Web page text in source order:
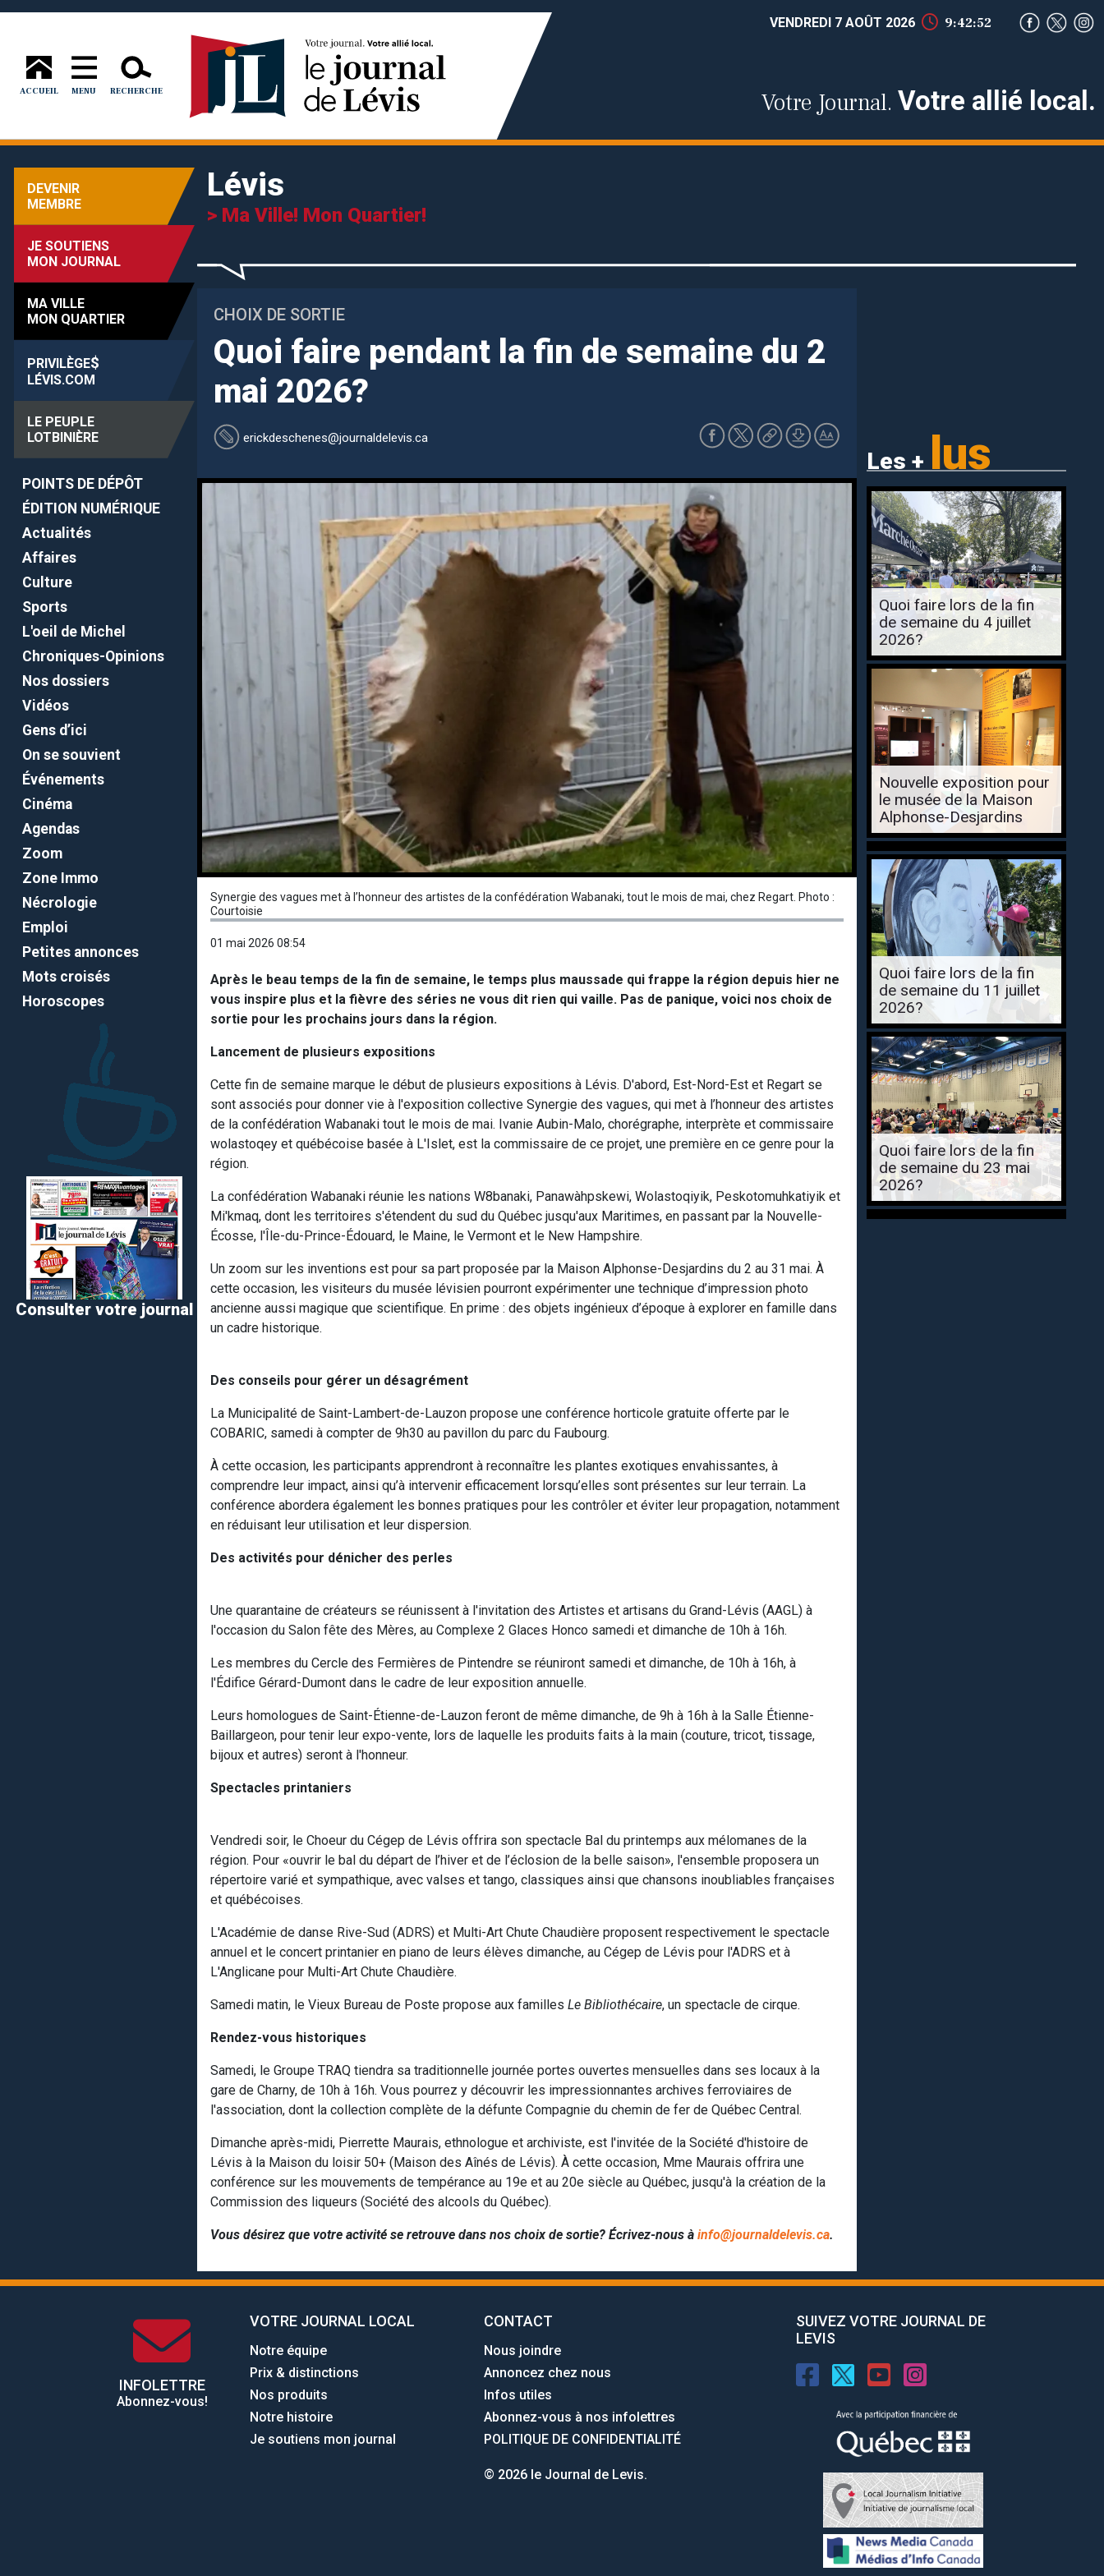
ACCUEIL MENU RECHERCHE
VENDREDI 7 AOÛT 2026 9:42:53
Votre Journal. Votre allié local.
DEVENIR
MEMBRE
JE SOUTIENS
MON JOURNAL
MA VILLE
MON QUARTIER
PRIVILÈGE$
LÉVIS.COM
LE PEUPLE
LOTBINIÈRE
POINTS DE DÉPÔT
ÉDITION NUMÉRIQUE
Actualités
Affaires
Culture
Sports
L'oeil de Michel
Chroniques-Opinions
Nos dossiers
Vidéos
Gens d’ici
On se souvient
Événements
Cinéma
Agendas
Zoom
Zone Immo
Nécrologie
Emploi
Petites annonces
Mots croisés
Horoscopes
Consulter votre journal
Lévis
> Ma Ville! Mon Quartier!
CHOIX DE SORTIE
Quoi faire pendant la fin de semaine du 2
mai 2026?
erickdeschenes@journaldelevis.ca
Les + lus
Synergie des vagues met à l’honneur des artistes de la confédération Wabanaki, tout le mois de mai, chez Regart. Photo :
Courtoisie
01 mai 2026 08:54
Après le beau temps de la fin de semaine, le temps plus maussade qui frappe la région depuis hier ne
vous inspire plus et la fièvre des séries ne vous dit rien qui vaille. Pas de panique, voici nos choix de
sortie pour les prochains jours dans la région.
Lancement de plusieurs expositions
Cette fin de semaine marque le début de plusieurs expositions à Lévis. D'abord, Est-Nord-Est et Regart se
sont associés pour donner vie à l'exposition collective Synergie des vagues, qui met à l’honneur des artistes
de la confédération Wabanaki tout le mois de mai. Ivanie Aubin-Malo, chorégraphe, interprète et commissaire
wolastoqey et québécoise basée à L'Islet, est la commissaire de ce projet, une première en ce genre pour la
région.
La confédération Wabanaki réunie les nations W8banaki, Panawàhpskewi, Wolastoqiyik, Peskotomuhkatiyik et
Mi'kmaq, dont les territoires s'étendent du sud du Québec jusqu'aux Maritimes, en passant par la Nouvelle-
Écosse, l'Île-du-Prince-Édouard, le Maine, le Vermont et le New Hampshire.
Un zoom sur les inventions est pour sa part proposée par la Maison Alphonse-Desjardins du 2 au 31 mai. À
cette occasion, les visiteurs du musée lévisien pourront expérimenter une technique d’impression photo
ancienne aussi magique que scientifique. En prime : des objets ingénieux d’époque à explorer en famille dans
un cadre historique.
Des conseils pour gérer un désagrément
La Municipalité de Saint-Lambert-de-Lauzon propose une conférence horticole gratuite offerte par le
COBARIC, samedi à compter de 9h30 au pavillon du parc du Faubourg.
À cette occasion, les participants apprendront à reconnaître les plantes exotiques envahissantes, à
comprendre leur impact, ainsi qu’à intervenir efficacement lorsqu’elles sont présentes sur leur terrain. La
conférence abordera également les bonnes pratiques pour les contrôler et éviter leur propagation, notamment
en réduisant leur utilisation et leur dispersion.
Des activités pour dénicher des perles
Une quarantaine de créateurs se réunissent à l'invitation des Artistes et artisans du Grand-Lévis (AAGL) à
l'occasion du Salon fête des Mères, au Complexe 2 Glaces Honco samedi et dimanche de 10h à 16h.
Les membres du Cercle des Fermières de Pintendre se réuniront samedi et dimanche, de 10h à 16h, à
l'Édifice Gérard-Dumont dans le cadre de leur exposition annuelle.
Leurs homologues de Saint-Étienne-de-Lauzon feront de même dimanche, de 9h à 16h à la Salle Étienne-
Baillargeon, pour tenir leur expo-vente, lors de laquelle les produits faits à la main (couture, tricot, tissage,
bijoux et autres) seront à l'honneur.
Spectacles printaniers
Vendredi soir, le Choeur du Cégep de Lévis offrira son spectacle Bal du printemps aux mélomanes de la
région. Pour «ouvrir le bal du départ de l’hiver et de l’éclosion de la belle saison», l'ensemble proposera un
répertoire varié et sympathique, avec valses et tango, classiques ainsi que chansons inoubliables françaises
et québécoises.
L'Académie de danse Rive-Sud (ADRS) et Multi-Art Chute Chaudière proposent respectivement le spectacle
annuel et le concert printanier en piano de leurs élèves dimanche, au Cégep de Lévis pour l'ADRS et à
L'Anglicane pour Multi-Art Chute Chaudière.
Samedi matin, le Vieux Bureau de Poste propose aux familles Le Bibliothécaire, un spectacle de cirque.
Rendez-vous historiques
Samedi, le Groupe TRAQ tiendra sa traditionnelle journée portes ouvertes mensuelles dans ses locaux à la
gare de Charny, de 10h à 16h. Vous pourrez y découvrir les impressionnantes archives ferroviaires de
l'association, dont la collection complète de la défunte Compagnie du chemin de fer de Québec Central.
Dimanche après-midi, Pierrette Maurais, ethnologue et archiviste, est l'invitée de la Société d'histoire de
Lévis à la Maison du loisir 50+ (Maison des Aînés de Lévis). À cette occasion, Mme Maurais offrira une
conférence sur les mouvements de tempérance au 19e et au 20e siècle au Québec, jusqu'à la création de la
Commission des liqueurs (Société des alcools du Québec).
Vous désirez que votre activité se retrouve dans nos choix de sortie? Écrivez-nous à info@journaldelevis.ca.
Quoi faire lors de la fin
de semaine du 4 juillet
2026?
Nouvelle exposition pour
le musée de la Maison
Alphonse-Desjardins
Quoi faire lors de la fin
de semaine du 11 juillet
2026?
Quoi faire lors de la fin
de semaine du 23 mai
2026?
INFOLETTRE
Abonnez-vous!
VOTRE JOURNAL LOCAL
Notre équipe
Prix & distinctions
Nos produits
Notre histoire
Je soutiens mon journal
CONTACT
Nous joindre
Annoncez chez nous
Infos utiles
Abonnez-vous à nos infolettres
POLITIQUE DE CONFIDENTIALITÉ
© 2026 le Journal de Levis.
SUIVEZ VOTRE JOURNAL DE
LEVIS